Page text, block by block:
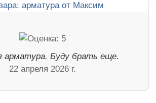
арматура. Буду брать еще.
22 апреля 2026 г.